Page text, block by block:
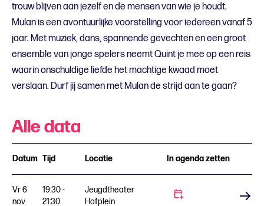
trouw blijven aan jezelf en de mensen van wie je houdt.
Mulan is een avontuurlijke voorstelling voor iedereen vanaf 5
jaar. Met muziek, dans, spannende gevechten en een groot
ensemble van jonge spelers neemt Quint je mee op een reis
waarin onschuldige liefde het machtige kwaad moet
verslaan. Durf jij samen met Mulan de strijd aan te gaan?
Alle data
Datum Tijd Locatie In agenda zetten
Vr 6
nov
19:30 -
21:30
Jeugdtheater
Hofplein
Koop tickets